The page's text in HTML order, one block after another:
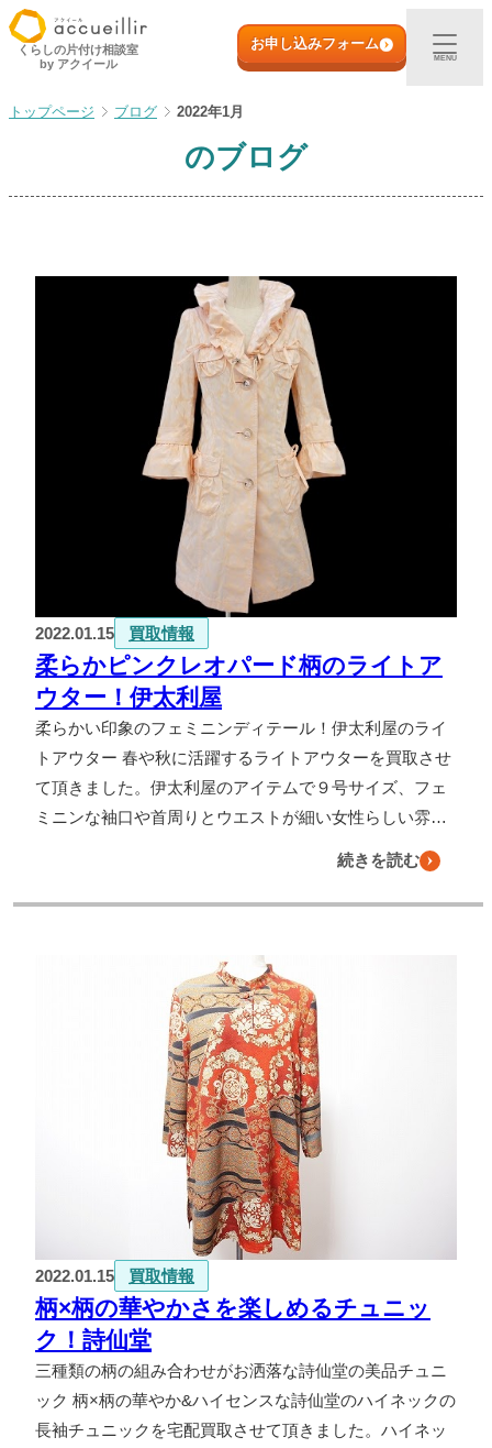
内
容
キ
初めての方へ
出張買取
宅配買取
ご利用実例
取扱アイテム
店舗一覧
よくある質問
お問い合わせ
0120-29-5302
受付時間9:00〜18:00（年中無休※年末年始は除く）
お申し込みフォーム
くらしの片付け相談室
by アクイール
お申し込みフォーム
MENU
ブログ 2022年1月
のブログ
2022.01.15 買取情報
柔らかピンクレオパード柄のライトア
ウター！伊太利屋
柔らかい印象のフェミニンディテール！伊太利屋のライ
トアウター 春や秋に活躍するライトアウターを買取させ
て頂きました。伊太利屋のアイテムで９号サイズ、フェ
ミニンな袖口や首周りとウエストが細い女性らしい雰…
続きを読む
2022.01.15 買取情報
柄×柄の華やかさを楽しめるチュニッ
ク！詩仙堂
三種類の柄の組み合わせがお洒落な詩仙堂の美品チュニ
ック 柄×柄の華やか&ハイセンスな詩仙堂のハイネックの
長袖チュニックを宅配買取させて頂きました。ハイネッ